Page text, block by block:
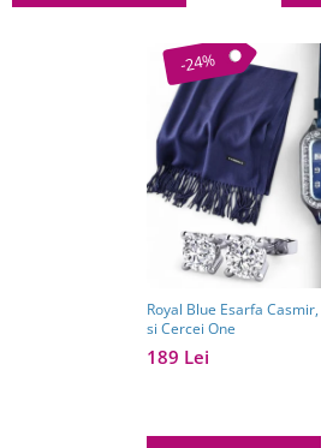
-24%
Royal Blue Esarfa
si Cercei One
189 Lei